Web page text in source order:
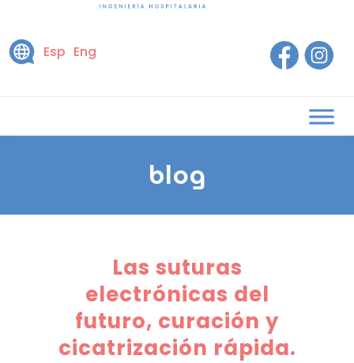
Esp Eng
blog
Las suturas
electrónicas del
futuro, curación y
cicatrización rápida.